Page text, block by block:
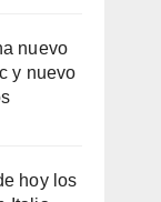
nuevo
y nuevo
hoy los